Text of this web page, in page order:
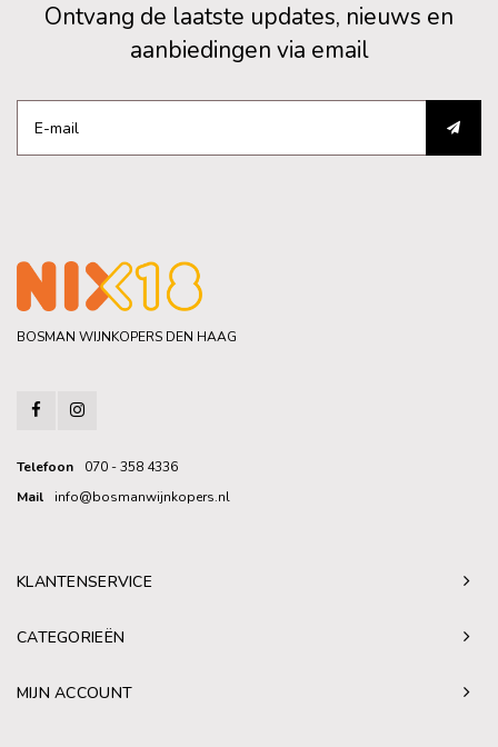
Ontvang de laatste updates, nieuws en
aanbiedingen via email
BOSMAN WIJNKOPERS DEN HAAG
Telefoon
070 - 358 4336
Mail
info@bosmanwijnkopers.nl
KLANTENSERVICE
CATEGORIEËN
MIJN ACCOUNT